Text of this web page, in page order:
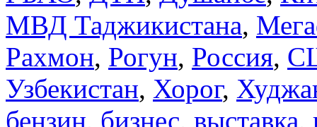
МВД Таджикистана,
Рахмон, Рогун, Россия,
Узбекистан, Хорог,
бензин, бизнес, выставка,